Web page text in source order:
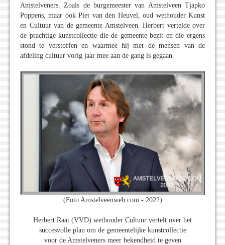
Amstelveners. Zoals de burgemeester van Amstelveen Tjapko
Poppens, maar ook Piet van den Heuvel, oud wethouder Kunst
en Cultuur van de gemeente Amstelveen. Herbert vertelde over
de prachtige kunstcollectie die de gemeente bezit en die ergens
stond te verstoffen en waarmee hij met de mensen van de
afdeling cultuur vorig jaar mee aan de gang is gegaan.
(Foto Amstelveenweb.com - 2022)
Herbert Raat (VVD) wethouder Cultuur vertelt over het
succesvolle plan om de gemeentelijke kunstcollectie
voor de Amstelveners meer bekendheid te geven